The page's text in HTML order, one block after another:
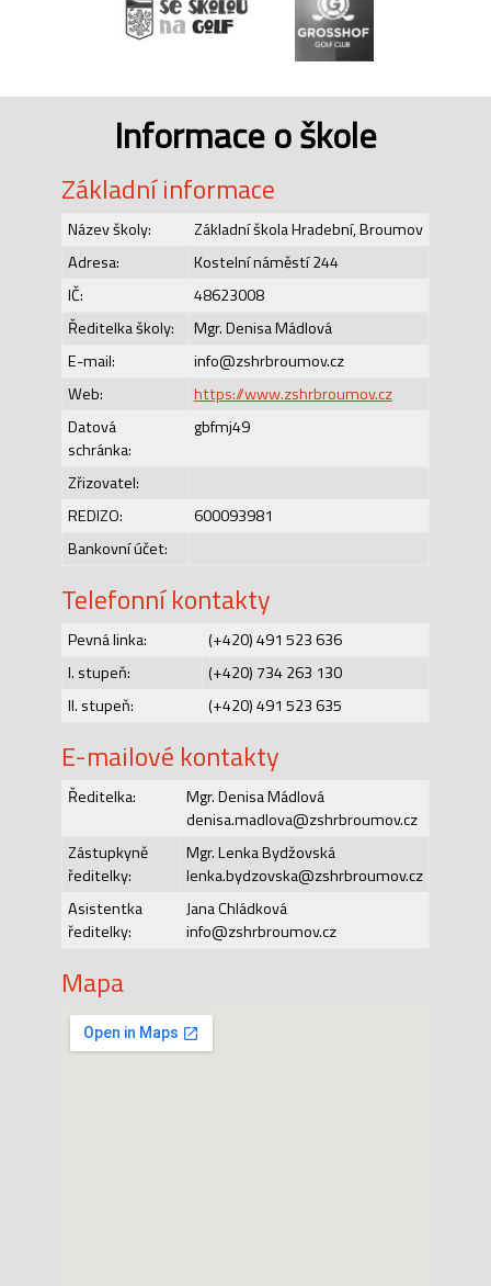
Informace o škole
Základní informace
Název školy:
Základní škola Hradební, Broumov
Adresa:
Kostelní náměstí 244
IČ:
48623008
Ředitelka školy:
Mgr. Denisa Mádlová
E-mail:
info@zshrbroumov.cz
Web:
https://www.zshrbroumov.cz
Datová
schránka:
gbfmj49
Zřizovatel:
REDIZO:
600093981
Bankovní účet:
Telefonní kontakty
Pevná linka:
(+420) 491 523 636
I. stupeň:
(+420) 734 263 130
II. stupeň:
(+420) 491 523 635
E-mailové kontakty
Ředitelka:
Mgr. Denisa Mádlová
denisa.madlova@zshrbroumov.cz
Zástupkyně
ředitelky:
Mgr. Lenka Bydžovská
lenka.bydzovska@zshrbroumov.cz
Asistentka
ředitelky:
Jana Chládková
info@zshrbroumov.cz
Mapa